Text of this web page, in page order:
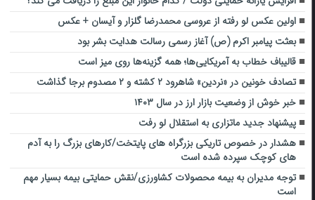
اولین عکس لو رفته از عروسی محمدرضا گلزار و آیسان + عکس
بعثت پیامبر اکرم (ص) آغاز رسمی رسالت هدایت بشر بود
قالیباف خطاب به آمریکایی‌ها؛ همه گزینه‌ها روی میز است
تصادف خونین در «نردین» شاهرود ۲ کشته و ۲ مصدوم برجا گذاشت
خبر خوش از وضعیت بازار ارز در سال ۱۴۰۳
پیشنهاد جدید ماتزاری به استقلال لو رفت
هشدار در خصوص تاریکی بزرگراه های پایتخت/کارهای بزرگ را به آدم
های کوچک سپرده شده است
توجه مدیران به بیمه محصولات کشاورزی/نقش حمایتی بیمه بسیار مهم
است